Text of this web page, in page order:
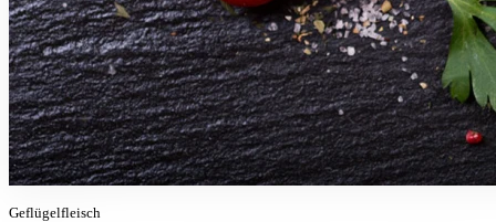
Geflügelfleisch